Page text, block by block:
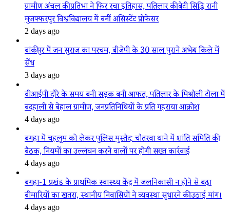
ग्रामीण अंचल की प्रतिभा ने फिर रचा इतिहास, पतिलार की बेटी सिद्धि रानी
मुजफ्फरपुर विश्वविद्यालय में बनीं असिस्टेंट प्रोफेसर
2 days ago
बांकीपुर में जन सुराज का परचम, बीजेपी के 30 साल पुराने अभेद्य किले में
सेंध
3 days ago
वीआईपी दौरे के समय बनी सड़क बनी आफत, पतिलार के मिश्रौली टोला में
बदहाली से बेहाल ग्रामीण, जनप्रतिनिधियों के प्रति गहराया आक्रोश
4 days ago
बगहा में चहलूम को लेकर पुलिस मुस्तैद: चौतरवा थाने में शांति समिति की
बैठक, नियमों का उल्लंघन करने वालों पर होगी सख्त कार्रवाई
4 days ago
बगहा-1 प्रखंड के प्राथमिक स्वास्थ्य केंद्र में जलनिकासी न होने से बढ़ा
बीमारियों का खतरा, स्थानीय निवासियों ने व्यवस्था सुधारने की उठाई मांग।
4 days ago